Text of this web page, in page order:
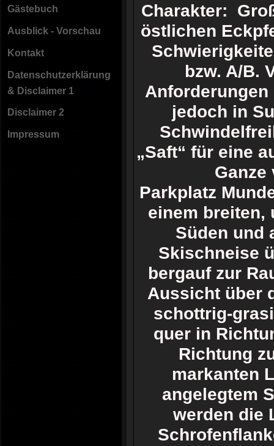
Gästebuch
Ausblick - Vorschau
Kontakt
Datenschutzerklärung
& Disclaimer 1
Disclaimer 2
Impressum
Charakter:
östlichen
bzw. A/B.
Anforderungen
jedoch in
„Saft“ für eine
Ganze
Parkplatz
einem breiten,
Süden und
Skischneise
bergauf zur
Aussicht über
schottrig-
quer in
Richtung
markanten
angelegtem
werden die